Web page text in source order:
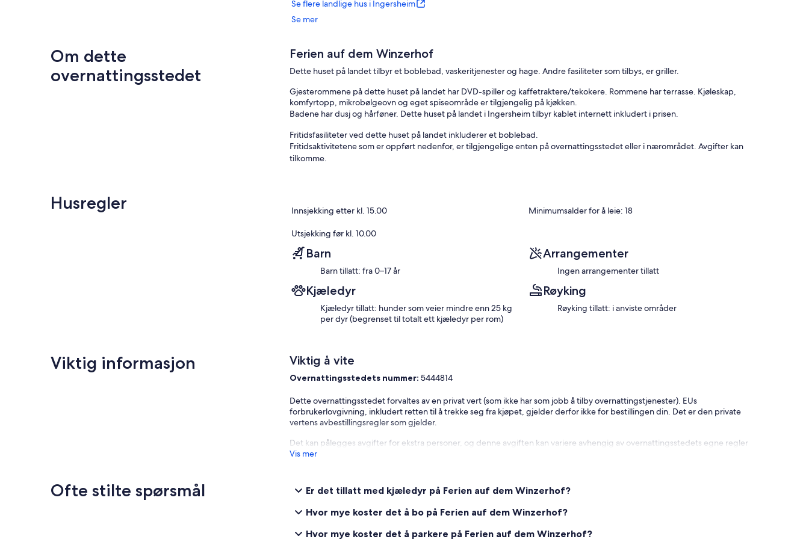
Se flere landlige hus i Ingersheim
Se mer
Om dette
overnattingsstedet
Ferien auf dem Winzerhof
Dette huset på landet tilbyr et boblebad, vaskeritjenester og hage. Andre fasiliteter som tilbys, er griller.
Gjesterommene på dette huset på landet har DVD-spiller og kaffetraktere/tekokere. Rommene har terrasse. Kjøleskap,
komfyrtopp, mikrobølgeovn og eget spiseområde er tilgjengelig på kjøkken.
Badene har dusj og hårføner. Dette huset på landet i Ingersheim tilbyr kablet internett inkludert i prisen.
Fritidsfasiliteter ved dette huset på landet inkluderer et boblebad.
Fritidsaktivitetene som er oppført nedenfor, er tilgjengelige enten på overnattingsstedet eller i nærområdet. Avgifter kan
tilkomme.
Husregler Innsjekking etter kl. 15.00 Minimumsalder for å leie: 18
Utsjekking før kl. 10.00
Barn
Barn tillatt: fra 0–17 år
Arrangementer
Ingen arrangementer tillatt
Kjæledyr
Kjæledyr tillatt: hunder som veier mindre enn 25 kg
per dyr (begrenset til totalt ett kjæledyr per rom)
Røyking
Røyking tillatt: i anviste områder
Viktig informasjon Viktig å vite
Overnattingsstedets nummer:5444814
Dette overnattingsstedet forvaltes av en privat vert (som ikke har som jobb å tilby overnattingstjenester). EUs
forbrukerlovgivning, inkludert retten til å trekke seg fra kjøpet, gjelder derfor ikke for bestillingen din. Det er den private
vertens avbestillingsregler som gjelder.
Det kan pålegges avgifter for ekstra personer, og denne avgiften kan variere avhengig av overnattingsstedets egne regler
Vis mer
Ofte stilte spørsmål
Er det tillatt med kjæledyr på Ferien auf dem Winzerhof?
Hvor mye koster det å bo på Ferien auf dem Winzerhof?
Hvor mye koster det å parkere på Ferien auf dem Winzerhof?